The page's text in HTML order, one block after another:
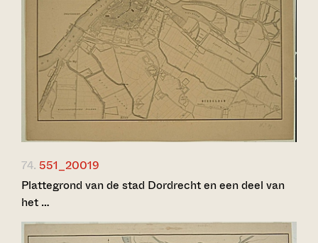
74. 551_20019
Plattegrond van de stad Dordrecht en een deel van
het …